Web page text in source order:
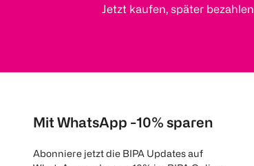
Jetzt kaufen, später bezahlen
Mit WhatsApp -10% sparen
Abonniere jetzt die BIPA Updates auf